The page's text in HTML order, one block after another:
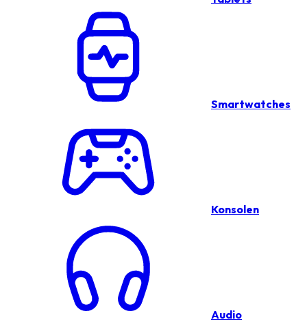
Smartwatches
Konsolen
Audio